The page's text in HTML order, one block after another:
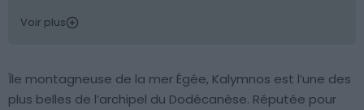
Voir plus
Île montagneuse de la mer Égée, Kalymnos est l’une des
plus belles de l’archipel du Dodécanèse. Réputée pour